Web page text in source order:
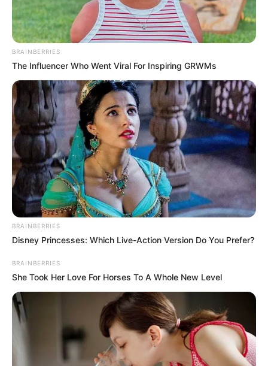
Az adatok szerint17képviselő a szavazások több
mint negyedéről hiányzott, közülük 14-ena Fidesz–
KDNP soraiban ülnek. A csúcstartó Lázár János,
szavazásból mindössze34
alkalommal
nyomott gombot. Ez azt jelenti, hogy a szavazások
BRAINBERRIES
The Influencer Who Went Viral For Inspiring GRWMs
BRAINBERRIES
Disney Princesses: Which Live-Action Version Do You Prefer?
BRAINBERRIES
She Took Her Love For Horses To A Whole New Level